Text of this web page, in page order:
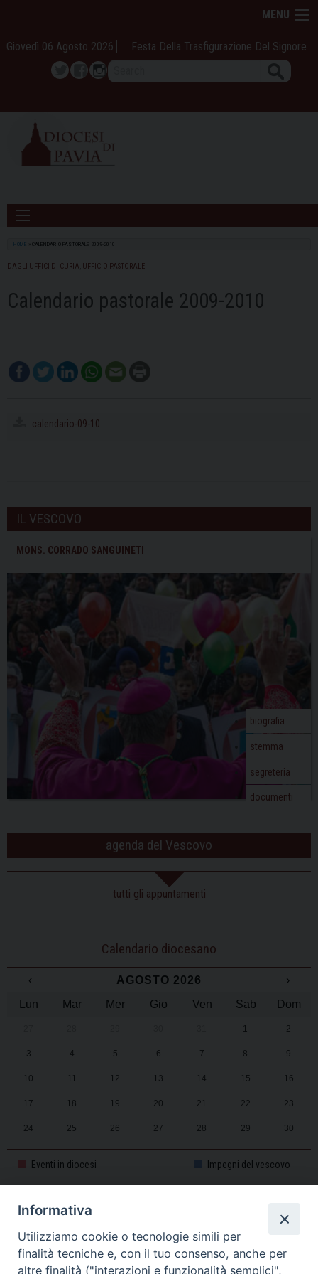
content
MENU
Giovedì 06 Agosto 2026 Festa Della Trasfigurazione Del Signore
TwitterFacebook
Instagram
HOME CALENDARIO PASTORALE 2009-2010
DAGLI UFFICI DI CURIA UFFICIO PASTORALE
Calendario pastorale 2009-2010
calendario-09-10
IL VESCOVO
MONS. CORRADO SANGUINETI
biografia
stemma
segreteria
documenti
agenda del Vescovo
tutti gli appuntamenti
Calendario diocesano
‹ AGOSTO 2026
›
Lun
Mar Mer Gio Ven Sab Dom
1 2
3 4 5 6 7 8 9
10 11 12 13 14 15 16
17 18 19 20 21 22 23
24 25 26 27 28 29 30
Eventi in diocesi Impegni del vescovo
CALENDARIO PASTORALE 2025-2026
Informativa
Utilizziamo cookie o tecnologie simili per
finalità tecniche e, con il tuo consenso, anche per
altre finalità ("interazioni e funzionalità semplici",